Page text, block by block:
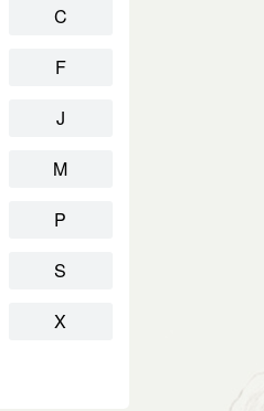
C
F
J
M
P
S
X